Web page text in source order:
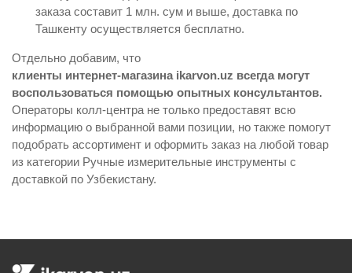
заказа составит 1 млн. сум и выше, доставка по
Ташкенту осуществляется бесплатно.
Отдельно добавим, что
клиенты интернет-магазина ikarvon.uz всегда могут
воспользоваться помощью опытных консультантов.
Операторы колл-центра не только предоставят всю
информацию о выбранной вами позиции, но также помогут
подобрать ассортимент и оформить заказ на любой товар
из категории Ручные измерительные инструменты с
доставкой по Узбекистану.